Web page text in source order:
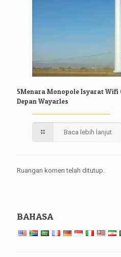
5Menara Monopole Isyarat Wifi
Depan Wayarles
Baca lebih lanjut
Ruangan komen telah ditutup.
BAHASA